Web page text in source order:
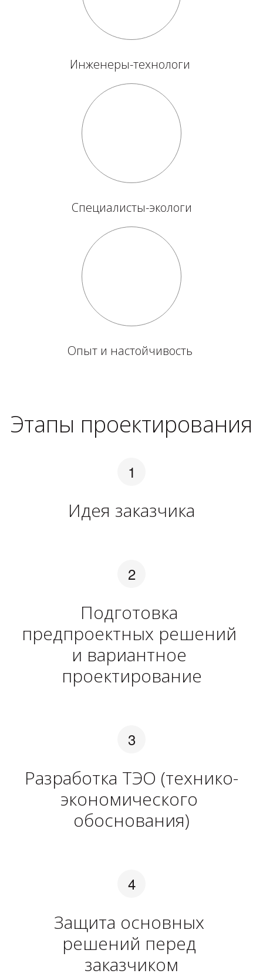
Инженеры-технологи
Специалисты-экологи
Опыт и настойчивость
Этапы проектирования
Идея заказчика
Подготовка
предпроектных решений
и вариантное
проектирование
Разработка ТЭО (технико-
экономического
обоснования)
Защита основных
решений перед
заказчиком